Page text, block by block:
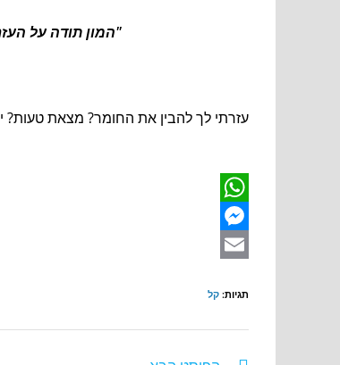
"המון תודה על
עזרתי לך להבין את החומר? מצאת
תגיות: קל